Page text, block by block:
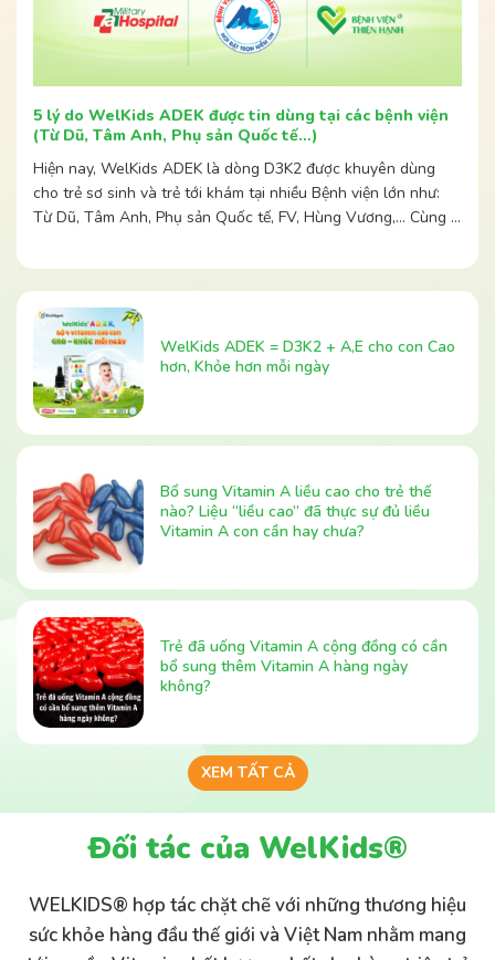
(Từ Dũ, Tâm Anh, Phụ sản Quốc tế…)
Hiện nay, WelKids ADEK là dòng D3K2 được khuyên dùng
cho trẻ sơ sinh và trẻ tới khám tại nhiều Bệnh viện lớn như:
Từ Dũ, Tâm Anh, Phụ sản Quốc tế, FV, Hùng Vương,… Cùng ...
hơn, Khỏe hơn mỗi ngày
nào? Liệu “liều cao” đã thực sự đủ liều
Vitamin A con cần hay chưa?
bổ sung thêm Vitamin A hàng ngày
không?
XEM TẤT CẢ
Đối tác của WelKids®
sức khỏe hàng đầu thế giới và Việt Nam nhằm mang
tới nguồn Vitamin chất lượng nhất cho hàng triệu trẻ